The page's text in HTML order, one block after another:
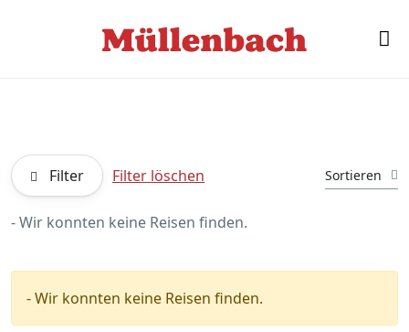
Filter Filter löschen Sortieren
- Wir konnten keine Reisen finden.
- Wir konnten keine Reisen finden.